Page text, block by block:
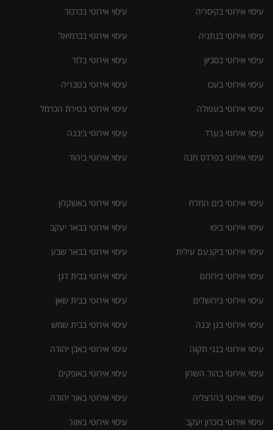
עיסוי אירוטי בקיסריה
עיסוי אירוטי בנתניה
עיסוי אירוטי בסביון
עיסוי אירוטי בעכו
עיסוי אירוטי בעפולה
עיסוי אירוטי בערד
עיסוי אירוטי בפרדס חנה
עיסוי אירוטי בכרכור
עיסוי אירוטי בכרמיאל
עיסוי אירוטי בלוד
עיסוי אירוטי בטבריה
עיסוי אירוטי בטירת הכרמל
עיסוי אירוטי ביבנה
עיסוי אירוטי ביהוד
עיסוי אירוטי בים המלח
עיסוי אירוטי ביפו
עיסוי אירוטי ביקנעם עילית
עיסוי אירוטי בירוחם
עיסוי אירוטי בירושלים
עיסוי אירוטי בגן יבנה
עיסוי אירוטי בגני תקוה
עיסוי אירוטי בהוד השרון
עיסוי אירוטי בהרצליה
עיסוי אירוטי בזכרון יעקב
עיסוי אירוטי באשקלון
עיסוי אירוטי בבאר יעקב
עיסוי אירוטי בבאר שבע
עיסוי אירוטי בבית דגן
עיסוי אירוטי בבית שאן
עיסוי אירוטי בבית שמש
עיסוי אירוטי באבן יהודה
עיסוי אירוטי באופקים
עיסוי אירוטי באור יהודה
עיסוי אירוטי באזור